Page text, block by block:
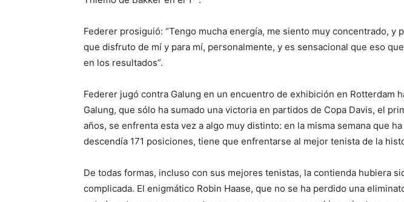
Federer prosiguió: “Tengo mucha energía, me siento muy concentrado, y
que disfruto de mí y para mí, personalmente, y es sensacional que eso
en los resultados”.
Federer jugó contra Galung en un encuentro de exhibición en Rotterdam
Galung, que sólo ha sumado una victoria en partidos de Copa Davis, el
años, se enfrenta esta vez a algo muy distinto: en la misma semana que
descendía 171 posiciones, tiene que enfrentarse al mejor tenista de la
De todas formas, incluso con sus mejores tenistas, la contienda hubiera
complicada. El enigmático Robin Haase, que no se ha perdido una